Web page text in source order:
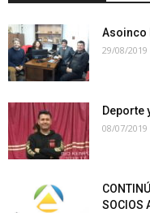
Asoinco
29/08/2019
Deporte
08/07/2019
SOCIOS